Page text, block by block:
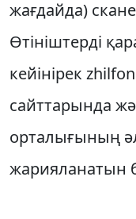
жағдайда)
Өтініштерді
кейінірек
сайттарында
орталығының
жарияланатын